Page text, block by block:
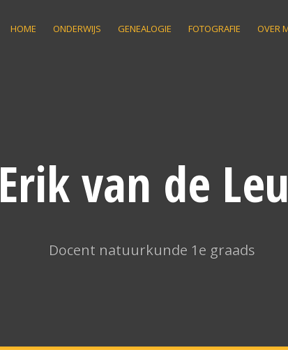
HOME ONDERWIJS GENEALOGIE FOTOGRAFIE OVER
Erik van de
Docent natuurkunde 1e graads